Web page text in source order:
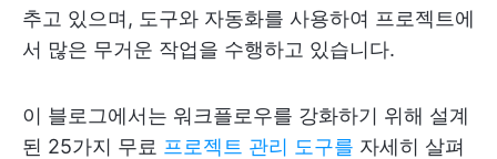
추고 있으며, 도구와 자동화를 사용하여 프로젝트에
서 많은 무거운 작업을 수행하고 있습니다.
이 블로그에서는 워크플로우를 강화하기 위해 설계
된 25가지 무료 프로젝트 관리 도구를 자세히 살펴